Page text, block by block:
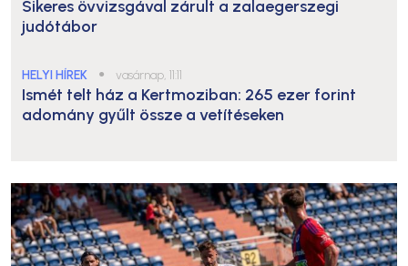
Sikeres övvizsgával zárult a zalaegerszegi
judótábor
HELYI HÍREK ● vasárnap, 11:11
Ismét telt ház a Kertmoziban: 265 ezer forint
adomány gyűlt össze a vetítéseken